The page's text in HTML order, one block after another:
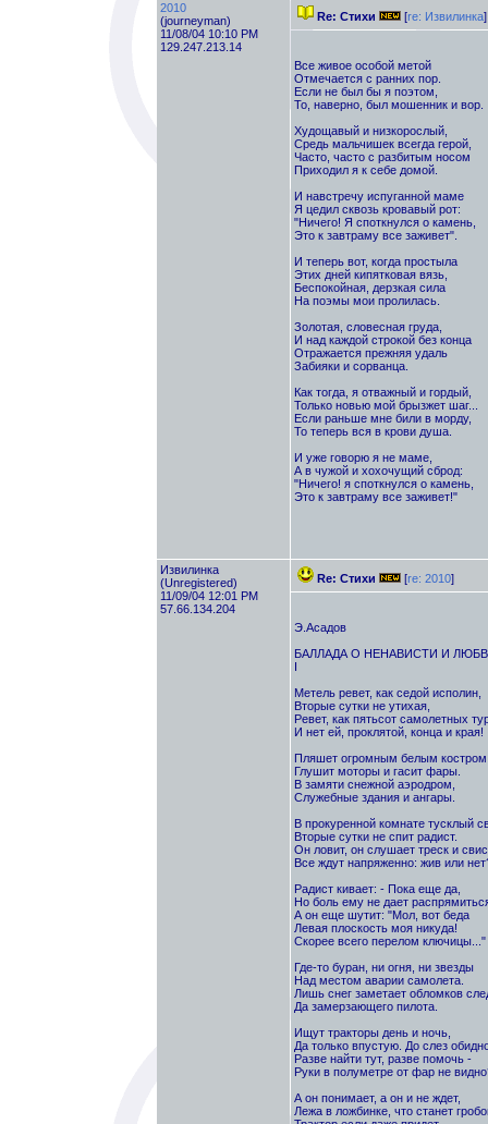
2010
(journeyman)
11/08/04 10:10 PM
129.247.213.14
Re: Стихи [re: Извилинка]
Все живое особой метой
Отмечается с ранних пор.
Если не был бы я поэтом,
То, наверно, был мошенник и вор.
Худощавый и низкорослый,
Средь мальчишек всегда герой,
Часто, часто с разбитым носом
Приходил я к себе домой.
И навстречу испуганной маме
Я цедил сквозь кровавый рот:
"Ничего! Я споткнулся о камень,
Это к завтраму все заживет".
И теперь вот, когда простыла
Этих дней кипятковая вязь,
Беспокойная, дерзкая сила
На поэмы мои пролилась.
Золотая, словесная груда,
И над каждой строкой без конца
Отражается прежняя удаль
Забияки и сорванца.
Как тогда, я отважный и гордый,
Только новью мой брызжет шаг...
Если раньше мне били в морду,
То теперь вся в крови душа.
И уже говорю я не маме,
А в чужой и хохочущий сброд:
"Ничего! я споткнулся о камень,
Это к завтраму все заживет!"
Извилинка
(Unregistered)
11/09/04 12:01 PM
57.66.134.204
Re: Стихи [re: 2010]
Э.Асадов
БАЛЛАДА О НЕНАВИСТИ И
I
Метель ревет, как седой исполин,
Вторые сутки не утихая,
Ревет, как пятьсот самолетных
И нет ей, проклятой, конца и края!
Пляшет огромным белым
Глушит моторы и гасит фары.
В замяти снежной аэродром,
Служебные здания и ангары.
В прокуренной комнате тусклый
Вторые сутки не спит радист.
Он ловит, он слушает треск и
Все ждут напряженно: жив или
Радист кивает: - Пока еще да,
Но боль ему не дает
А он еще шутит: "Мол, вот беда
Левая плоскость моя никуда!
Скорее всего перелом ключицы..."
Где-то буран, ни огня, ни звезды
Над местом аварии самолета.
Лишь снег заметает обломков
Да замерзающего пилота.
Ищут тракторы день и ночь,
Да только впустую. До слез
Разве найти тут, разве помочь -
Руки в полуметре от фар не
А он понимает, а он и не ждет,
Лежа в ложбинке, что станет